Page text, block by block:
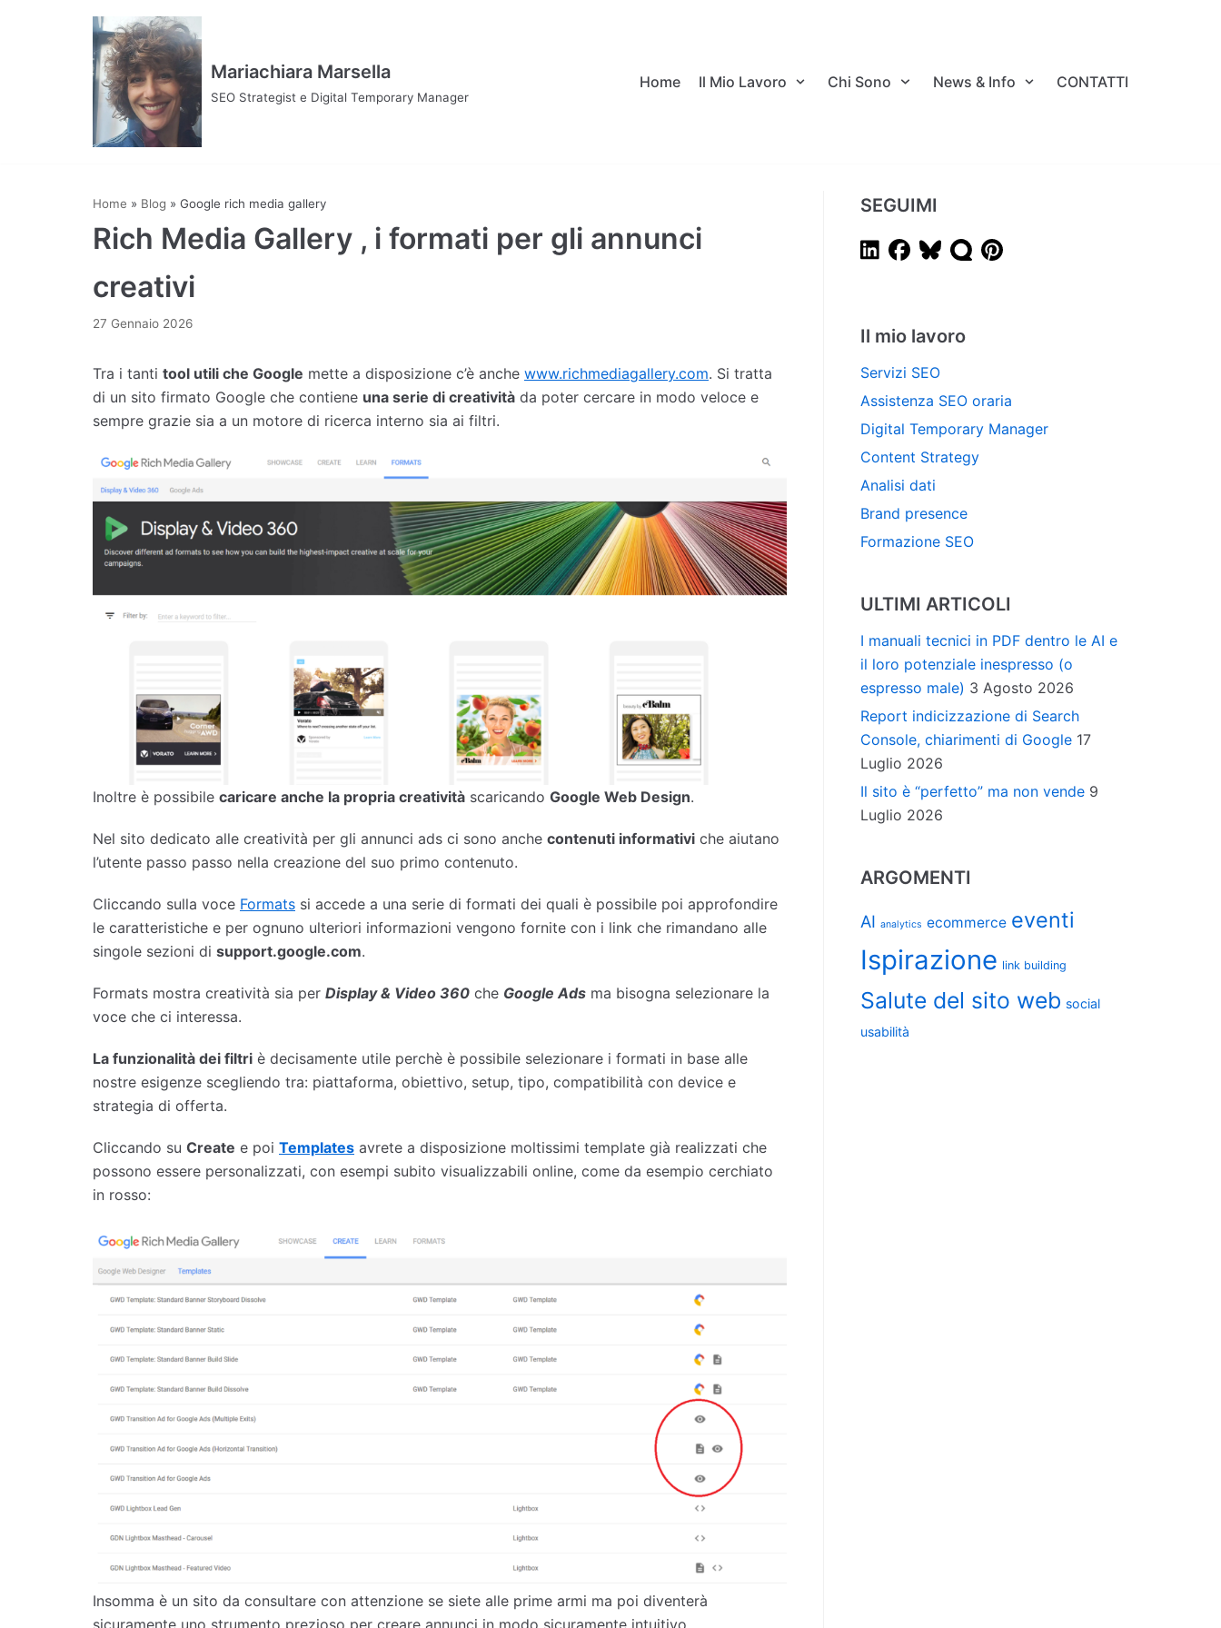
Mariachiara Marsella
SEO Strategist e Digital Temporary Manager
Home Il Mio Lavoro Chi Sono News & Info CONTATTI
Home » Blog » Google rich media gallery
Rich Media Gallery , i formati per gli annunci
creativi
27 Gennaio 2026
Tra i tanti tool utili che Google mette a disposizione c’è anche www.richmediagallery.com. Si tratta
di un sito firmato Google che contiene una serie di creatività da poter cercare in modo veloce e
sempre grazie sia a un motore di ricerca interno sia ai filtri.
Inoltre è possibile caricare anche la propria creatività scaricando Google Web Design.
Nel sito dedicato alle creatività per gli annunci ads ci sono anche contenuti informativi che aiutano
l’utente passo passo nella creazione del suo primo contenuto.
Cliccando sulla voce Formats si accede a una serie di formati dei quali è possibile poi approfondire
le caratteristiche e per ognuno ulteriori informazioni vengono fornite con i link che rimandano alle
singole sezioni di support.google.com.
Formats mostra creatività sia per Display & Video 360 che Google Ads ma bisogna selezionare la
voce che ci interessa.
La funzionalità dei filtri è decisamente utile perchè è possibile selezionare i formati in base alle
nostre esigenze scegliendo tra: piattaforma, obiettivo, setup, tipo, compatibilità con device e
strategia di offerta.
Cliccando su Create e poi Templates avrete a disposizione moltissimi template già realizzati che
possono essere personalizzati, con esempi subito visualizzabili online, come da esempio cerchiato
in rosso:
Insomma è un sito da consultare con attenzione se siete alle prime armi ma poi diventerà
SEGUIMI
Il mio lavoro
Servizi SEO
Assistenza SEO oraria
Digital Temporary Manager
Content Strategy
Analisi dati
Brand presence
Formazione SEO
ULTIMI ARTICOLI
I manuali tecnici in PDF dentro le AI e
il loro potenziale inespresso (o
espresso male) 3 Agosto 2026
Report indicizzazione di Search
Console, chiarimenti di Google 17
Luglio 2026
Il sito è “perfetto” ma non vende 9
Luglio 2026
ARGOMENTI
AI analytics ecommerce eventi
Ispirazione link building
Salute del sito web social
usabilità